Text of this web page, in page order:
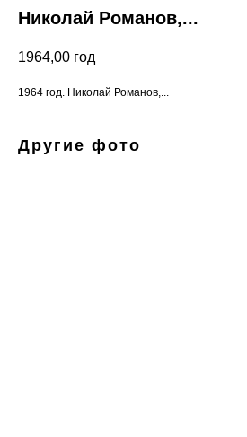
Николай Романов,...
1964,00 год
1964 год. Николай Романов,...
Другие фото